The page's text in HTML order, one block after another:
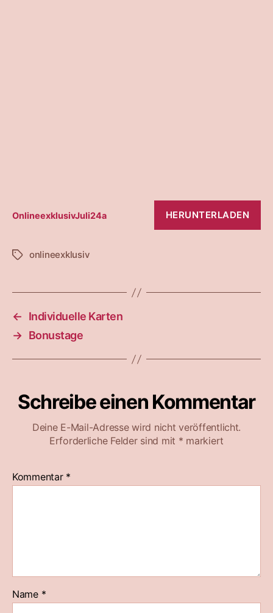
OnlineexklusivJuli24a HERUNTERLADEN
Schlagwörter
onlineexklusiv
←
Individuelle Karten
→ Bonustage
Schreibe einen Kommentar
Deine E-Mail-Adresse wird nicht veröffentlicht.
Erforderliche Felder sind mit * markiert
Kommentar *
Name *